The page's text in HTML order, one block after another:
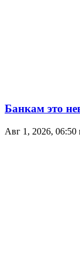
Банкам это
Авг 1, 2026, 06:50